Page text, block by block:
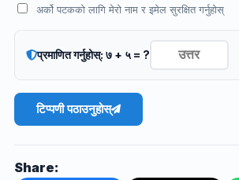
अर्को पटकको लागि मेरो नाम र इमेल सुरक्षित गर्नुहोस्
प्रमाणित गर्नुहोस्: ७ + ५ = ?
टिप्पणी पठाउनुहोस्
Share: